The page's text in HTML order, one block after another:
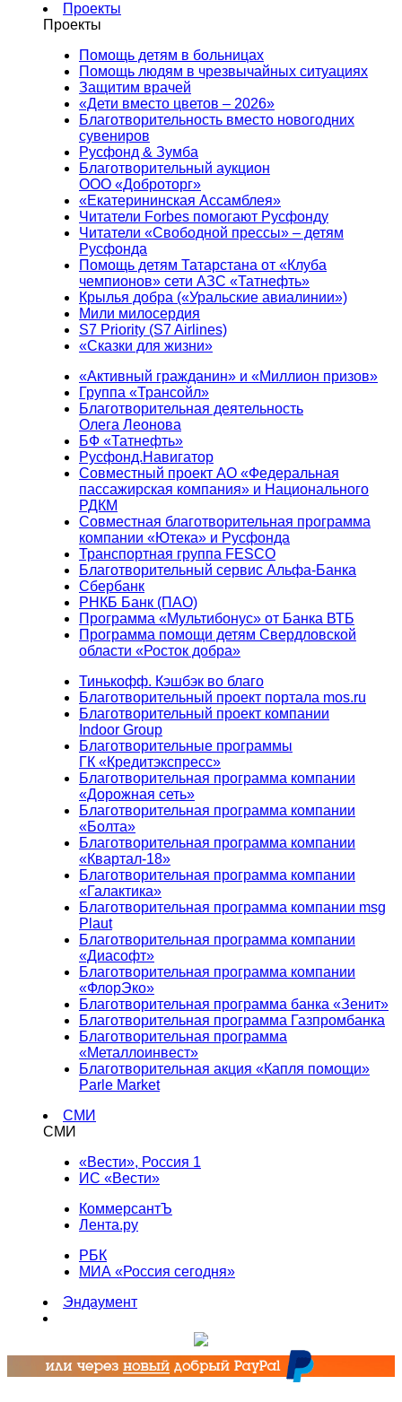
Проекты
Проекты
Помощь детям в больницах
Помощь людям в чрезвычайных ситуациях
Защитим врачей
«Дети вместо цветов – 2026»
Благотворительность вместо новогодних
сувениров
Русфонд & Зумба
Благотворительный аукцион
ООО «Доброторг»
«Екатерининская Ассамблея»
Читатели Forbes помогают Русфонду
Читатели «Свободной прессы» – детям
Русфонда
Помощь детям Татарстана от «Клуба
чемпионов» сети АЗС «Татнефть»
Крылья добра («Уральские авиалинии»)
Мили милосердия
S7 Priority (S7 Airlines)
«Сказки для жизни»
«Активный гражданин» и «Миллион призов»
Группа «Трансойл»
Благотворительная деятельность
Олега Леонова
БФ «Татнефть»
Русфонд.Навигатор
Совместный проект АО «Федеральная
пассажирская компания» и Национального
РДКМ
Совместная благотворительная программа
компании «Ютека» и Русфонда
Транспортная группа FESCO
Благотворительный сервис Альфа-Банка
Сбербанк
РНКБ Банк (ПАО)
Программа «Мультибонус» от Банка ВТБ
Программа помощи детям Свердловской
области «Росток добра»
Тинькофф. Кэшбэк во благо
Благотворительный проект портала mos.ru
Благотворительный проект компании
Indoor Group
Благотворительные программы
ГК «Кредитэкспресс»
Благотворительная программа компании
«Дорожная сеть»
Благотворительная программа компании
«Болта»
Благотворительная программа компании
«Квартал-18»
Благотворительная программа компании
«Галактика»
Благотворительная программа компании msg
Plaut
Благотворительная программа компании
«Диасофт»
Благотворительная программа компании
«ФлорЭко»
Благотворительная программа банка «Зенит»
Благотворительная программа Газпромбанка
Благотворительная программа
«Металлоинвест»
Благотворительная акция «Капля помощи»
Parle Market
СМИ
СМИ
«Вести», Россия 1
ИС «Вести»
КоммерсантЪ
Лента.ру
РБК
МИА «Россия сегодня»
Эндаумент